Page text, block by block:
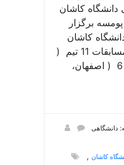
دانشگاه کاشان
برگزار
کاشان
گفت: در این دوره از مسابقات 11 تیم (
از دانشگاههای منطقه 6 ( اصفهان،
دانشگاهی
کاشان ,